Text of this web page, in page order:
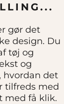
gør det
design. Du
tøj og
og
hvordan det
tilfreds med
med få klik.